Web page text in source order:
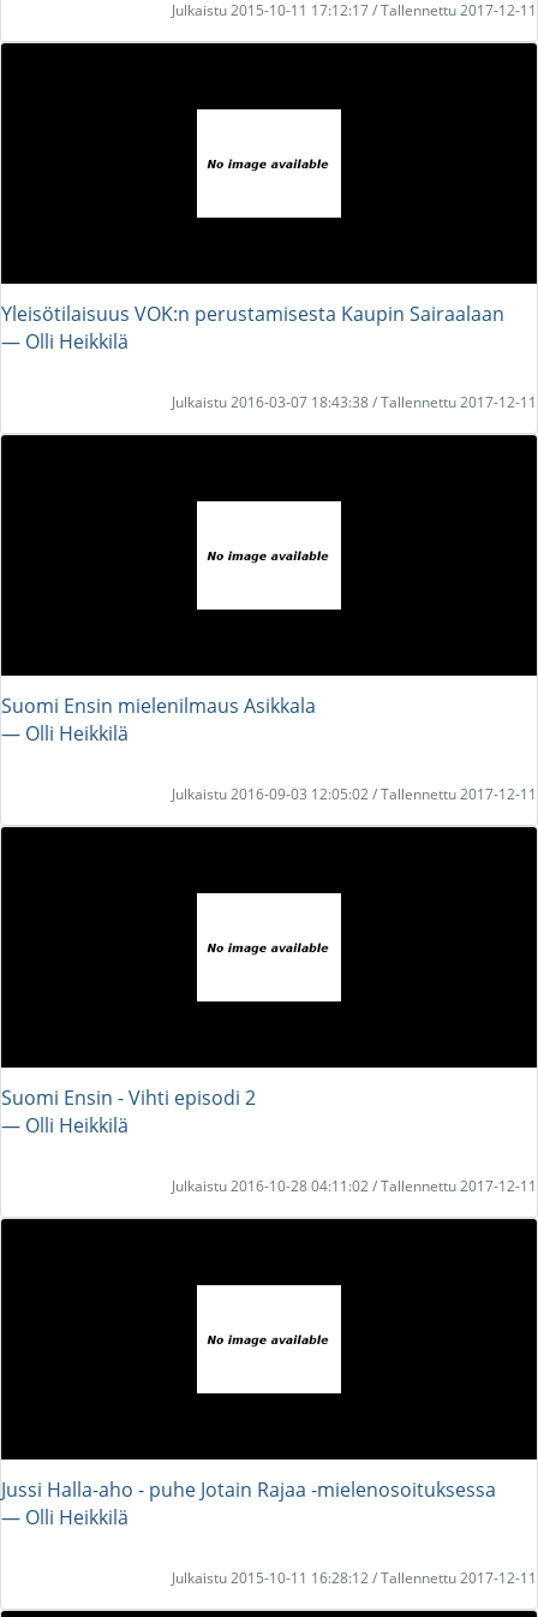
Julkaistu 2015-10-11 17:12:17 / Tallennettu 2017-12-11
Yleisötilaisuus VOK:n perustamisesta Kaupin Sairaalaan
― Olli Heikkilä
Julkaistu 2016-03-07 18:43:38 / Tallennettu 2017-12-11
Suomi Ensin mielenilmaus Asikkala
― Olli Heikkilä
Julkaistu 2016-09-03 12:05:02 / Tallennettu 2017-12-11
Suomi Ensin - Vihti episodi 2
― Olli Heikkilä
Julkaistu 2016-10-28 04:11:02 / Tallennettu 2017-12-11
Jussi Halla-aho - puhe Jotain Rajaa -mielenosoituksessa
― Olli Heikkilä
Julkaistu 2015-10-11 16:28:12 / Tallennettu 2017-12-11